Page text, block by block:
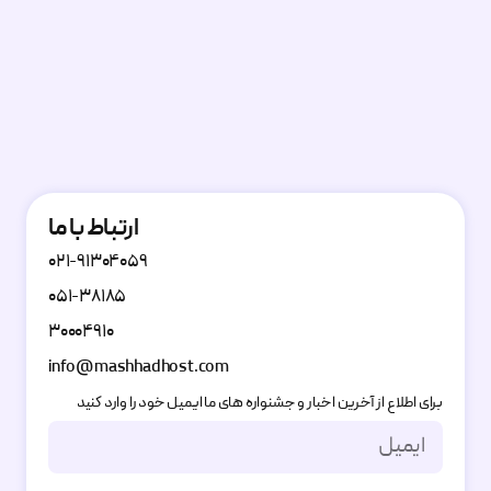
ارتباط با ما
۰۲۱-۹۱۳۰۴۰۵۹
۰۵۱-۳۸۱۸۵
۳۰۰۰۴۹۱۰
info@mashhadhost.com
برای اطلاع از آخرین اخبار و جشنواره های ما ایمیل خود را وارد کنید